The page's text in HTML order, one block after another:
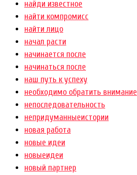
найди известное
найти компромисс
найти лицо
начал расти
начинается после
начинаться после
наш путь к успеху
необходимо обратить внимание
непоследовательность
непридуманныеистории
новая работа
новые идеи
новыеидеи
новый партнер